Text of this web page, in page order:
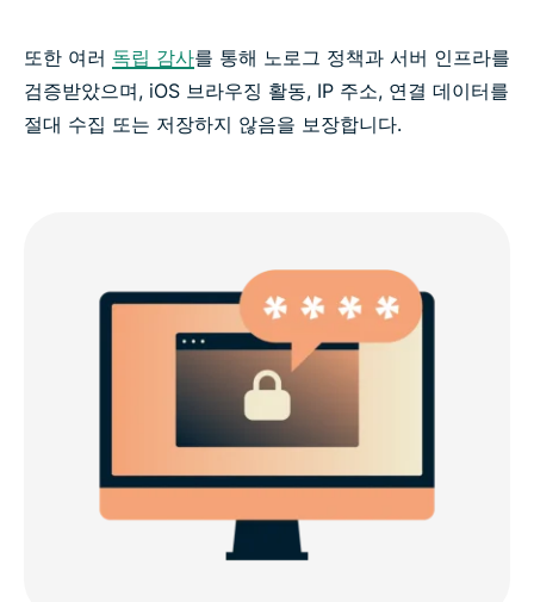
또한 여러 독립 감사를 통해 노로그 정책과 서버 인프라를
검증받았으며, iOS 브라우징 활동, IP 주소, 연결 데이터를
절대 수집 또는 저장하지 않음을 보장합니다.